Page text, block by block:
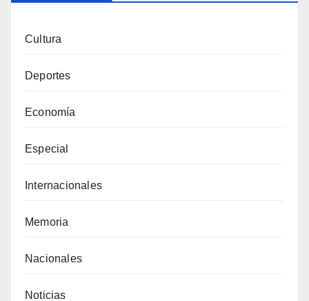
Cultura
Deportes
Economía
Especial
Internacionales
Memoria
Nacionales
Noticias